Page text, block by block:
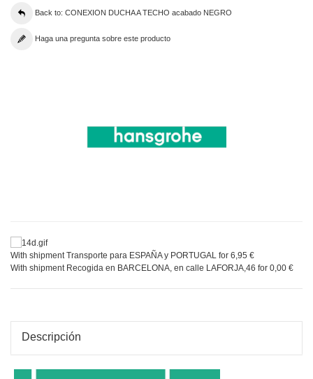
Back to: CONEXION DUCHA A TECHO acabado NEGRO
Haga una pregunta sobre este producto
With shipment Transporte para ESPAÑA y PORTUGAL for 6,95 €
With shipment Recogida en BARCELONA, en calle LAFORJA,46 for 0,00 €
Descripción